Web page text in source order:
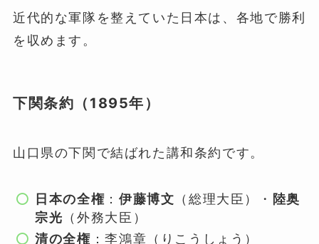
近代的な軍隊を整えていた日本は、各地で勝利
を収めます。
下関条約（1895年）
山口県の下関で結ばれた講和条約です。
日本の全権 ： 伊藤博文 （総理大臣）・ 陸奥
宗光 （外務大臣）
清の全権 ：李鴻章（りこうしょう）